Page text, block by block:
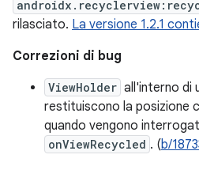
rilasciato. La versione 1.2.1
Correzioni di bug
ViewHolder all'interno di
restituiscono la posizione
quando vengono
onViewRecycled . (b/